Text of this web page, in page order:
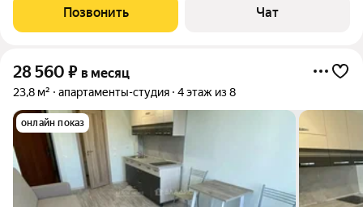
Позвонить Чат
28 560 ₽ в месяц
23,8 м² апартаменты-студия 4 этаж из 8
онлайн показ